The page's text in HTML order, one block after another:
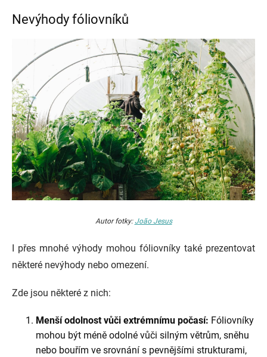
Nevýhody fóliovníků
Autor fotky:João Jesus
I přes mnohé výhody mohou fóliovníky také prezentovat
některé nevýhody nebo omezení.
Zde jsou některé z nich:
Menší odolnost vůči extrémnímu počasí: Fóliovníky
mohou být méně odolné vůči silným větrům, sněhu
nebo bouřím ve srovnání s pevnějšími strukturami,